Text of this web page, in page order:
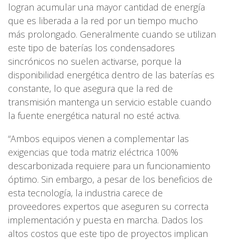
logran acumular una mayor cantidad de energía
que es liberada a la red por un tiempo mucho
más prolongado. Generalmente cuando se utilizan
este tipo de baterías los condensadores
sincrónicos no suelen activarse, porque la
disponibilidad energética dentro de las baterías es
constante, lo que asegura que la red de
transmisión mantenga un servicio estable cuando
la fuente energética natural no esté activa.
“Ambos equipos vienen a complementar las
exigencias que toda matriz eléctrica 100%
descarbonizada requiere para un funcionamiento
óptimo. Sin embargo, a pesar de los beneficios de
esta tecnología, la industria carece de
proveedores expertos que aseguren su correcta
implementación y puesta en marcha. Dados los
altos costos que este tipo de proyectos implican